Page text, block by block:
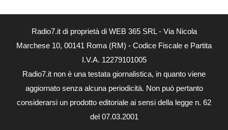
Radio7.it di proprietà di WEB 365 SRL - Via Nicola
Marchese 10, 00141 Roma (RM) - Codice Fiscale e Partita
I.V.A. 12279101005
Radio7.it non è una testata giornalistica, in quanto viene
aggiornato senza alcuna periodicità. Non può pertanto
considerarsi un prodotto editoriale ai sensi della legge n. 62
del 07.03.2001